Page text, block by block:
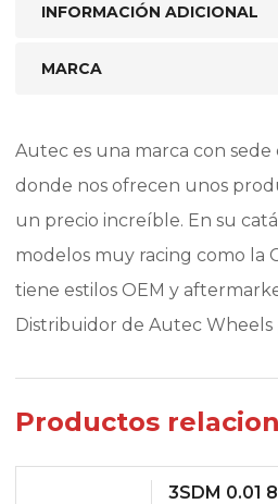
INFORMACIÓN ADICIONAL
MARCA
Autec es una marca con sede
donde nos ofrecen unos
un precio increíble. En su
modelos muy racing como la
tiene estilos OEM y
Distribuidor de Autec Wheels
Productos
3SDM 0.01